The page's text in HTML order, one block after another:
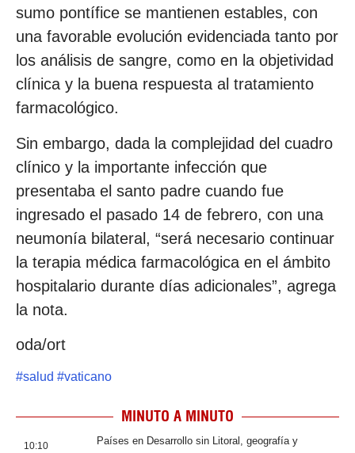
sumo pontífice se mantienen estables, con
una favorable evolución evidenciada tanto por
los análisis de sangre, como en la objetividad
clínica y la buena respuesta al tratamiento
farmacológico.
Sin embargo, dada la complejidad del cuadro
clínico y la importante infección que
presentaba el santo padre cuando fue
ingresado el pasado 14 de febrero, con una
neumonía bilateral, “será necesario continuar
la terapia médica farmacológica en el ámbito
hospitalario durante días adicionales”, agrega
la nota.
oda/ort
#salud #vaticano
MINUTO A MINUTO
10:10
Países en Desarrollo sin Litoral, geografía y